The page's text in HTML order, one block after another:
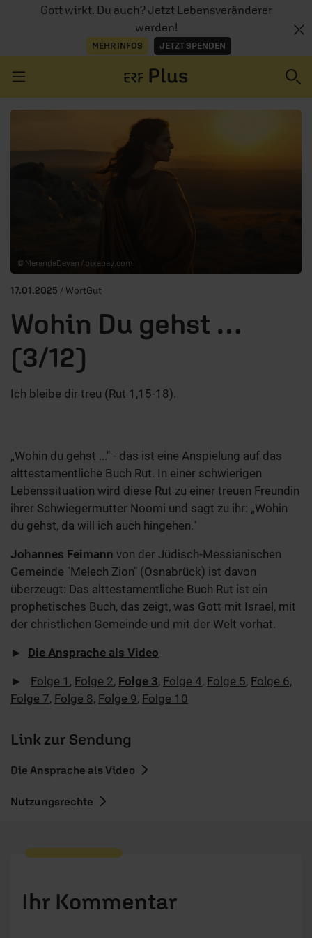
Gott wirkt. Du auch? Jetzt Lebensveränderer
werden!
MEHR INFOS JETZT SPENDEN
ERZÄHL MAL
AUDIOTHEK
© MerandaDevan / pixabay.com
17.01.2025 / WortGut
Wohin Du gehst …
(3/12)
Ich bleibe dir treu (Rut 1,15-18).
„Wohin du gehst ..." - das ist eine Anspielung auf das
alttestamentliche Buch Rut. In einer schwierigen
Lebenssituation wird diese Rut zu einer treuen Freundin
ihrer Schwiegermutter Noomi und sagt zu ihr: „Wohin
du gehst, da will ich auch hingehen."
Johannes Feimann von der Jüdisch-Messianischen
Gemeinde "Melech Zion" (Osnabrück) ist davon
überzeugt: Das alttestamentliche Buch Rut ist ein
prophetisches Buch, das zeigt, was Gott mit Israel, mit
der christlichen Gemeinde und mit der Welt vorhat.
► Die Ansprache als Video
► Folge 1 , Folge 2, Folge 3, Folge 4, Folge 5, Folge 6,
Folge 7, Folge 8, Folge 9, Folge 10
Link zur Sendung
Die Ansprache als Video
Nutzungsrechte
Ihr Kommentar